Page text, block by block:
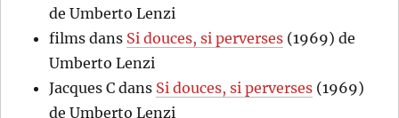
de Umberto Lenzi
films dans Si douces, si perverses (1969) de
Umberto Lenzi
Jacques C dans Si douces, si perverses (1969)
de Umberto Lenzi